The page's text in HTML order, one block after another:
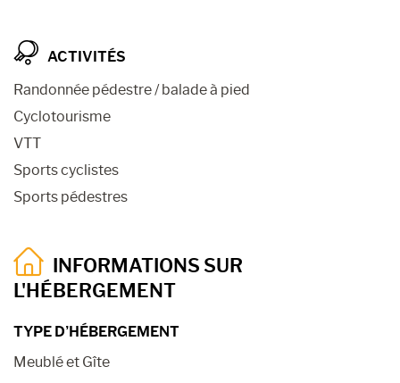
ACTIVITÉS
Randonnée pédestre / balade à pied
Cyclotourisme
VTT
Sports cyclistes
Sports pédestres
INFORMATIONS SUR
L'HÉBERGEMENT
TYPE D’HÉBERGEMENT
Meublé et Gîte